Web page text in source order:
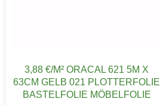
3,88 €/M² ORACAL 621 5M X
63CM GELB 021 PLOTTERFOLIE
BASTELFOLIE MÖBELFOLIE